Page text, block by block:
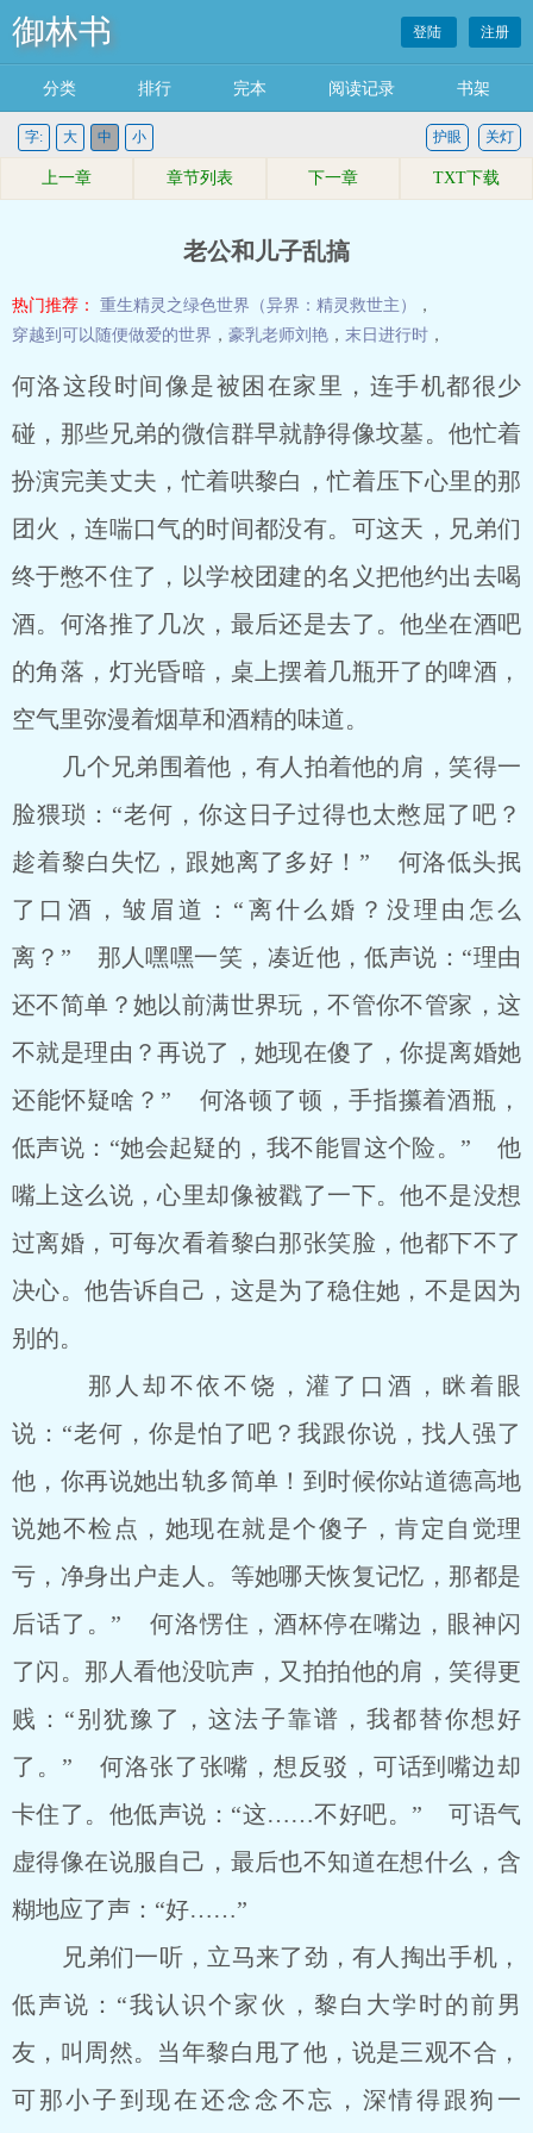
御林书 登陆 注册
分类 排行 完本 阅读记录 书架
字: 大 中 小 关灯
护眼
上一章 章节列表 下一章 TXT下载
老公和儿子乱搞
热门推荐： 重生精灵之绿色世界（异界：精灵救世主）
，
穿越到可以随便做爱的世界 ， 豪乳老师刘艳 ， 末日进行时 ，
何洛这段时间像是被困在家里，连手机都很少
碰，那些兄弟的微信群早就静得像坟墓。他忙着
扮演完美丈夫，忙着哄黎白，忙着压下心里的那
团火，连喘口气的时间都没有。可这天，兄弟们
终于憋不住了，以学校团建的名义把他约出去喝
酒。何洛推了几次，最后还是去了。他坐在酒吧
的角落，灯光昏暗，桌上摆着几瓶开了的啤酒，
空气里弥漫着烟草和酒精的味道。
几个兄弟围着他，有人拍着他的肩，笑得一
脸猥琐：“老何，你这日子过得也太憋屈了吧？
趁着黎白失忆，跟她离了多好！” 何洛低头抿
了口酒，皱眉道：“离什么婚？没理由怎么
离？” 那人嘿嘿一笑，凑近他，低声说：“理由
还不简单？她以前满世界玩，不管你不管家，这
不就是理由？再说了，她现在傻了，你提离婚她
还能怀疑啥？” 何洛顿了顿，手指攥着酒瓶，
低声说：“她会起疑的，我不能冒这个险。” 他
嘴上这么说，心里却像被戳了一下。他不是没想
过离婚，可每次看着黎白那张笑脸，他都下不了
决心。他告诉自己，这是为了稳住她，不是因为
别的。
那人却不依不饶，灌了口酒，眯着眼
说：“老何，你是怕了吧？我跟你说，找人强了
他，你再说她出轨多简单！到时候你站道德高地
说她不检点，她现在就是个傻子，肯定自觉理
亏，净身出户走人。等她哪天恢复记忆，那都是
后话了。” 何洛愣住，酒杯停在嘴边，眼神闪
了闪。那人看他没吭声，又拍拍他的肩，笑得更
贱：“别犹豫了，这法子靠谱，我都替你想好
了。” 何洛张了张嘴，想反驳，可话到嘴边却
卡住了。他低声说：“这……不好吧。” 可语气
虚得像在说服自己，最后也不知道在想什么，含
糊地应了声：“好……”
兄弟们一听，立马来了劲，有人掏出手机，
低声说：“我认识个家伙，黎白大学时的前男
友，叫周然。当年黎白甩了他，说是三观不合，
可那小子到现在还念念不忘，深情得跟狗一